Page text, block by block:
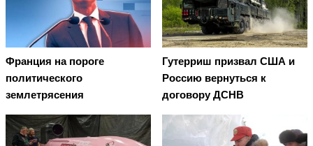
Франция на пороге
политического
землетрясения
Гутерриш призвал США и
Россию вернуться к
договору ДСНВ